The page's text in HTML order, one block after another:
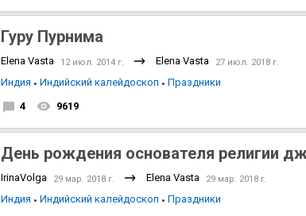
Гуру Пурнима
Elena Vasta 12 июл. 2014 г. Elena Vasta 27 июл. 2018 г.
Индия Индийский калейдоскоп
Праздники
4
9619
День рождения основателя религии
IrinaVolga 29 мар. 2018 г. Elena Vasta 29 мар. 2018 г.
Индия Индийский калейдоскоп
Праздники